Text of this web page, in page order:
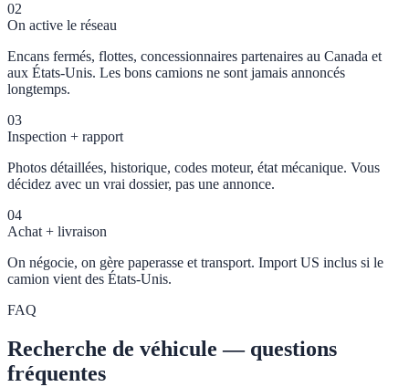
02
On active le réseau
Encans fermés, flottes, concessionnaires partenaires au Canada et
aux États-Unis. Les bons camions ne sont jamais annoncés
longtemps.
03
Inspection + rapport
Photos détaillées, historique, codes moteur, état mécanique. Vous
décidez avec un vrai dossier, pas une annonce.
04
Achat + livraison
On négocie, on gère paperasse et transport. Import US inclus si le
camion vient des États-Unis.
FAQ
Recherche de véhicule — questions
fréquentes